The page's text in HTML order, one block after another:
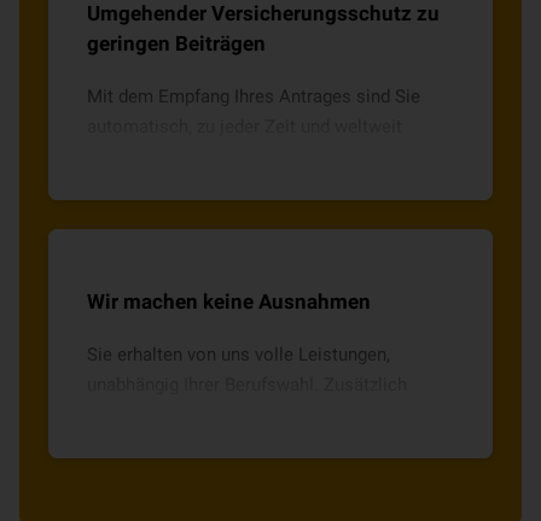
Umgehender Versicherungsschutz zu
geringen Beiträgen
Mit dem Empfang Ihres Antrages sind Sie
Wir machen keine Ausnahmen
Sie erhalten von uns volle Leistungen,